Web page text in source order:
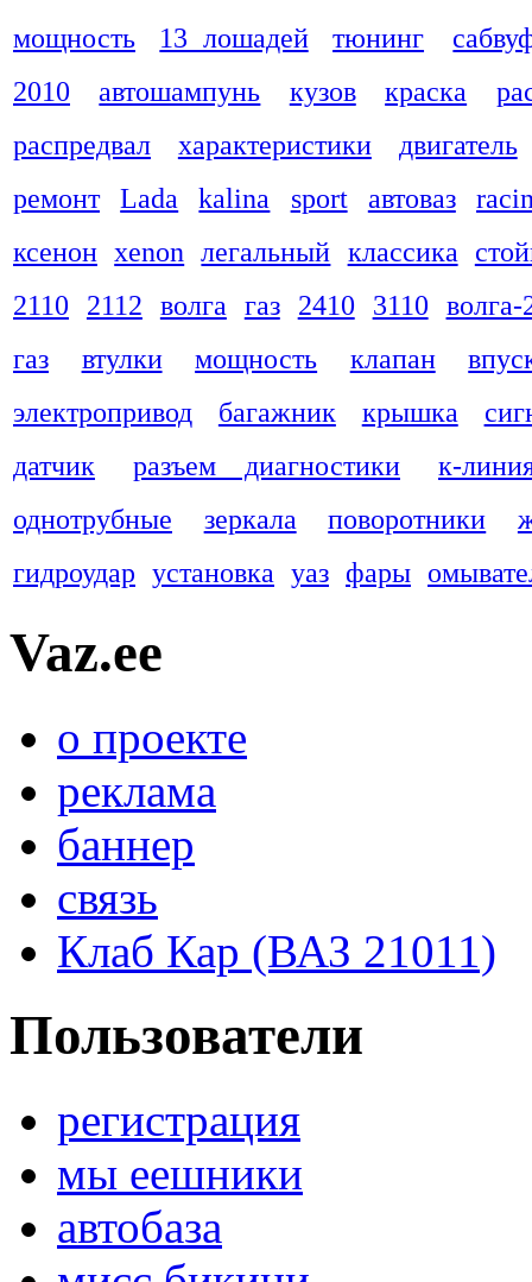
мощность 13 лошадей тюнинг
2010
автошампунь кузов краска
распредвал
характеристики
двигатель
ремонт
Lada kalina sport автоваз
ксенон xenon легальный классика
2110
2112 волга газ 2410 3110 волга-
газ
втулки мощность клапан
электропривод
багажник крышка
датчик
разъем диагностики
к-
однотрубные
зеркала поворотники
гидроудар установка уаз фары
Vaz.ee
о проекте
реклама
баннер
связь
Клаб Кар (ВАЗ 21011)
Пользователи
регистрация
мы еешники
автобаза